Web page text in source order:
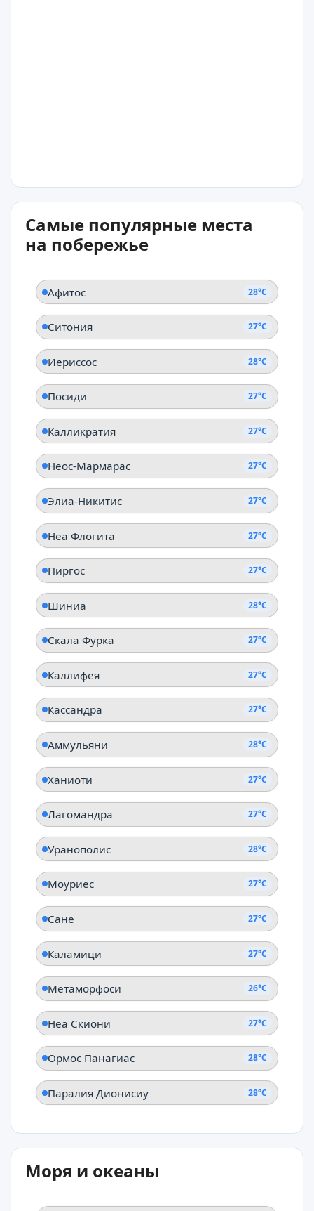
28°C
Пиргадикья
Самые популярные места
на побережье
Афитос 28°C
Ситония 27°C
Иериссос 28°C
Посиди 27°C
Калликратия 27°C
Неос-Мармарас 27°C
Элиа-Никитис 27°C
Неа Флогита 27°C
Пиргос 27°C
Шиниа 28°C
Скала Фурка 27°C
Каллифея 27°C
Кассандра 27°C
Аммульяни 28°C
Ханиоти 27°C
Лагомандра 27°C
Уранополис 28°C
Моуриес 27°C
Сане 27°C
Каламици 27°C
Метаморфоси 26°C
Неа Скиони 27°C
Ормос Панагиас 28°C
Паралия Дионисиу 28°C
Моря и океаны